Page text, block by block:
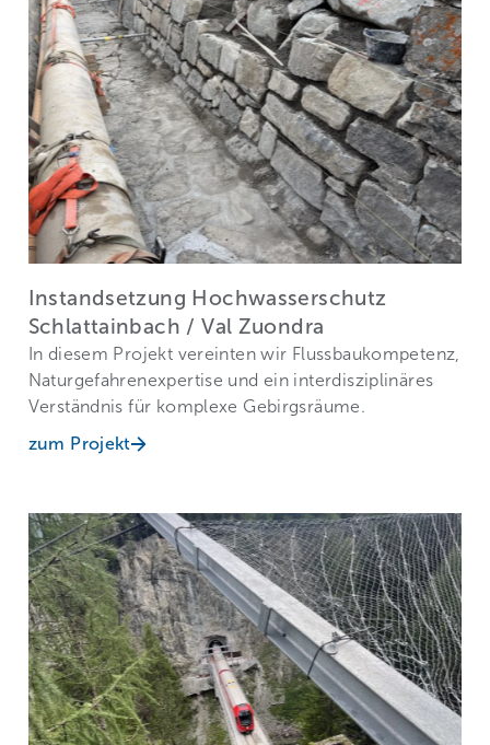
Instandsetzung Hochwasserschutz
Schlattainbach / Val Zuondra
In diesem Projekt vereinten wir Flussbaukompetenz,
Naturgefahrenexpertise und ein interdisziplinäres
Verständnis für komplexe Gebirgsräume.
zum Projekt